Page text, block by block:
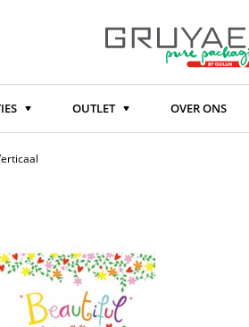
OUTLET OVER ONS